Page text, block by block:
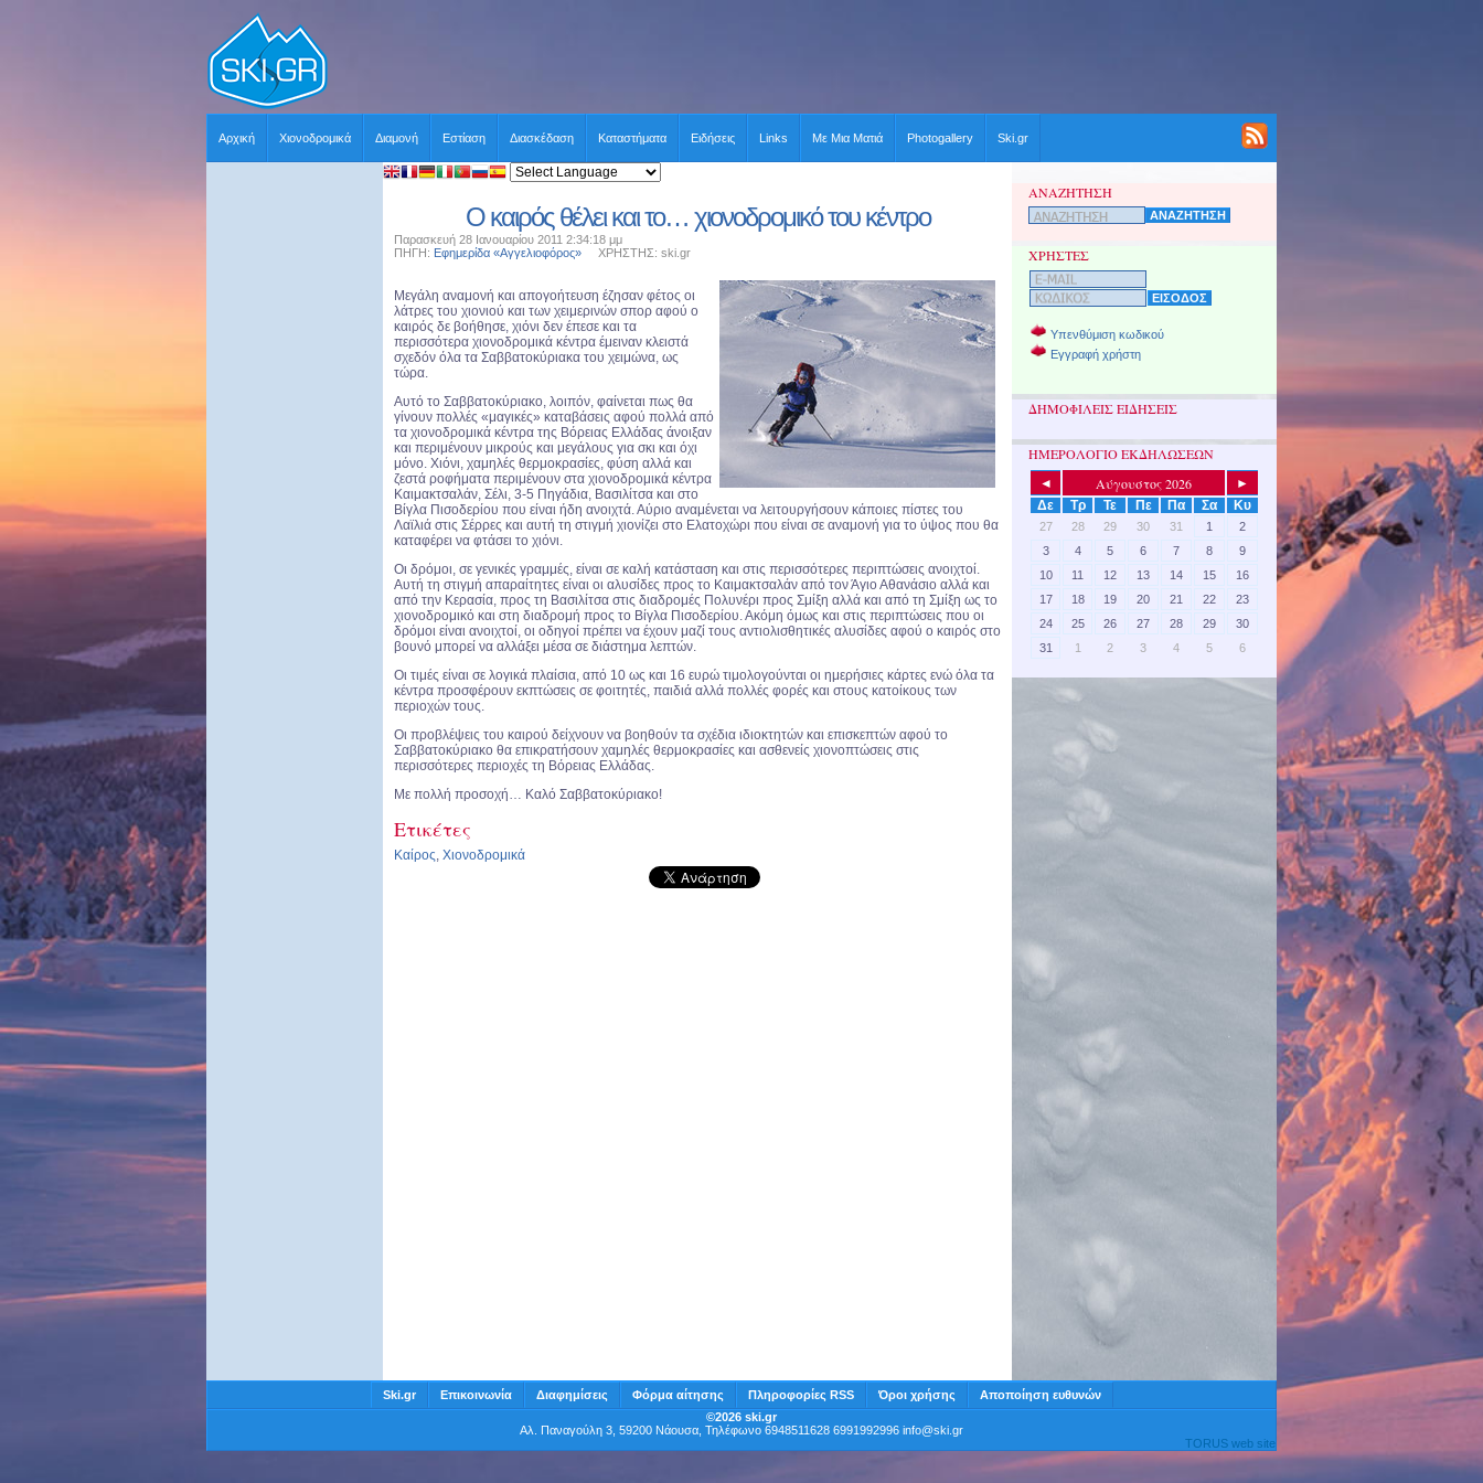
Αρχική Χιονοδρομικά Διαμονή Εστίαση Διασκέδαση Καταστήματα Ειδήσεις Links Με Μια Ματιά Photogallery Ski.gr
Ο καιρός θέλει και το… χιονοδρομικό του κέντρο
Παρασκευή 28 Ιανουαρίου 2011 2:34:18 μμ
ΠΗΓΗ: Εφημερίδα «Αγγελιοφόρος» ΧΡΗΣΤΗΣ: ski.gr
Μεγάλη αναμονή και απογοήτευση έζησαν φέτος οι
λάτρες του χιονιού και των χειμερινών σπορ αφού ο
καιρός δε βοήθησε, χιόνι δεν έπεσε και τα
περισσότερα χιονοδρομικά κέντρα έμειναν κλειστά
σχεδόν όλα τα Σαββατοκύριακα του χειμώνα, ως
τώρα.
Αυτό το Σαββατοκύριακο, λοιπόν, φαίνεται πως θα
γίνουν πολλές «μαγικές» καταβάσεις αφού πολλά από
τα χιονοδρομικά κέντρα της Βόρειας Ελλάδας άνοιξαν
και περιμένουν μικρούς και μεγάλους για σκι και όχι
μόνο. Χιόνι, χαμηλές θερμοκρασίες, φύση αλλά και
ζεστά ροφήματα περιμένουν στα χιονοδρομικά κέντρα
Καιμακτσαλάν, Σέλι, 3-5 Πηγάδια, Βασιλίτσα και στο
Βίγλα Πισοδερίου που είναι ήδη ανοιχτά. Αύριο αναμένεται να λειτουργήσουν κάποιες πίστες του
Λαϊλιά στις Σέρρες και αυτή τη στιγμή χιονίζει στο Ελατοχώρι που είναι σε αναμονή για το ύψος που θα
καταφέρει να φτάσει το χιόνι.
Οι δρόμοι, σε γενικές γραμμές, είναι σε καλή κατάσταση και στις περισσότερες περιπτώσεις ανοιχτοί.
Αυτή τη στιγμή απαραίτητες είναι οι αλυσίδες προς το Καιμακτσαλάν από τον Άγιο Αθανάσιο αλλά και
από την Κερασία, προς τη Βασιλίτσα στις διαδρομές Πολυνέρι προς Σμίξη αλλά και από τη Σμίξη ως το
χιονοδρομικό και στη διαδρομή προς το Βίγλα Πισοδερίου. Ακόμη όμως και στις περιπτώσεις που οι
δρόμοι είναι ανοιχτοί, οι οδηγοί πρέπει να έχουν μαζί τους αντιολισθητικές αλυσίδες αφού ο καιρός στο
βουνό μπορεί να αλλάξει μέσα σε διάστημα λεπτών.
Οι τιμές είναι σε λογικά πλαίσια, από 10 ως και 16 ευρώ τιμολογούνται οι ημερήσιες κάρτες ενώ όλα τα
κέντρα προσφέρουν εκπτώσεις σε φοιτητές, παιδιά αλλά πολλές φορές και στους κατοίκους των
περιοχών τους.
Οι προβλέψεις του καιρού δείχνουν να βοηθούν τα σχέδια ιδιοκτητών και επισκεπτών αφού το
Σαββατοκύριακο θα επικρατήσουν χαμηλές θερμοκρασίες και ασθενείς χιονοπτώσεις στις
περισσότερες περιοχές τη Βόρειας Ελλάδας.
Με πολλή προσοχή… Καλό Σαββατοκύριακο!
Ετικέτες
Καίρος, Χιονοδρομικά
ΑΝΑΖΗΤΗΣΗ
ΧΡΗΣΤΕΣ
Υπενθύμιση κωδικού
Εγγραφή χρήστη
ΔΗΜΟΦΙΛΕΙΣ ΕΙΔΗΣΕΙΣ
ΗΜΕΡΟΛΟΓΙΟ ΕΚΔΗΛΩΣΕΩΝ
◄ Αύγουστος 2026
►
Δε
Τρ Τε Πε Πα Σα Κυ
27 28 29 30 31 1
2
3
4 5 6 7 8
9
10
11 12 13 14 15
16
17
18 19 20 21 22
23
24
25 26 27 28 29
30
31
1 2 3 4 5 6
Ski.gr Επικοινωνία Διαφημίσεις Φόρμα αίτησης Πληροφορίες RSS Όροι χρήσης
Αποποίηση ευθυνών
©2026 ski.gr
Αλ. Παναγούλη 3, 59200 Νάουσα, Τηλέφωνο 6948511628 6991992996 info@ski.gr
TORUS web site